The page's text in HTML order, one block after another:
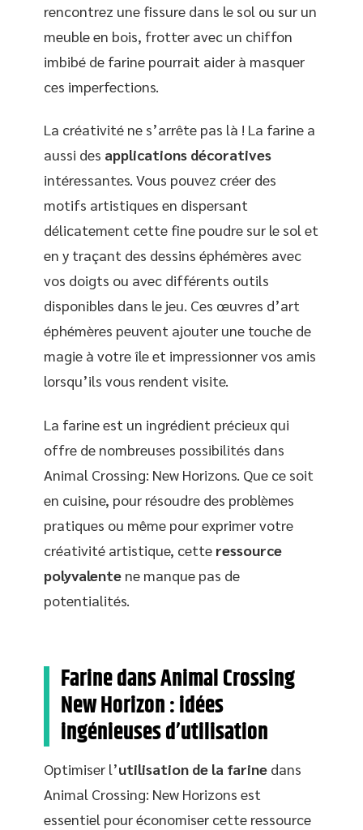
rencontrez une fissure dans le sol ou sur un
meuble en bois, frotter avec un chiffon
imbibé de farine pourrait aider à masquer
ces imperfections.
La créativité ne s’arrête pas là ! La farine a
aussi des applications décoratives
intéressantes. Vous pouvez créer des
motifs artistiques en dispersant
délicatement cette fine poudre sur le sol et
en y traçant des dessins éphémères avec
vos doigts ou avec différents outils
disponibles dans le jeu. Ces œuvres d’art
éphémères peuvent ajouter une touche de
magie à votre île et impressionner vos amis
lorsqu’ils vous rendent visite.
La farine est un ingrédient précieux qui
offre de nombreuses possibilités dans
Animal Crossing: New Horizons. Que ce soit
en cuisine, pour résoudre des problèmes
pratiques ou même pour exprimer votre
créativité artistique, cette ressource
polyvalente ne manque pas de
potentialités.
Farine dans Animal Crossing
New Horizon : idées
ingénieuses d’utilisation
Optimiser l’utilisation de la farine dans
Animal Crossing: New Horizons est
essentiel pour économiser cette ressource